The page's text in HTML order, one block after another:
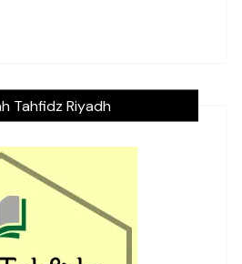
Tahfidz Riyadh